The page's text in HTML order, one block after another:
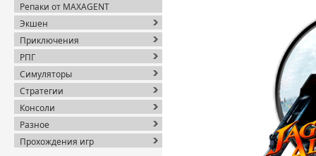
Репаки от MAXAGENT
Экшен
Приключения
РПГ
Симуляторы
Стратегии
Консоли
Разное
Прохождения игр